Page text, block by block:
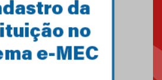
Como o Colégio Mackenzie
Brasília prepara seus
estudantes para o PAS antes
mesmo do Ensino Médio